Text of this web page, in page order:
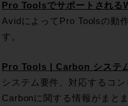
Pro Toolsでサポートされる
AvidによってPro Toolsの動
す。
Pro Tools | Carbon システ
システム要件、対応するコ
Carbonに関する情報がまと